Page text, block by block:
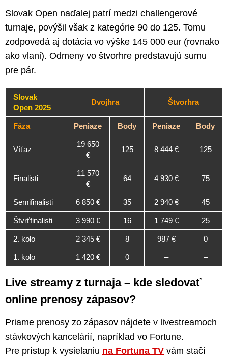
Slovak Open naďalej patrí medzi challengerové
turnaje, povýšil však z kategórie 90 do 125. Tomu
zodpovedá aj dotácia vo výške 145 000 eur (rovnako
ako vlani). Odmeny vo štvorhre predstavujú sumu
pre pár.
Slovak
Open 2025
Dvojhra Štvorhra
Fáza Peniaze Body Peniaze Body
Víťaz
19 650
€
125 8 444 € 125
Finalisti
11 570
€
64 4 930 € 75
Semifinalisti 6 850 € 35 2 940 € 45
Štvrťfinalisti 3 990 € 16 1 749 € 25
2. kolo 2 345 € 8 987 € 0
1. kolo 1 420 € 0 – –
Live streamy z turnaja – kde sledovať
online prenosy zápasov?
Priame prenosy zo zápasov nájdete v livestreamoch
stávkových kancelárií, napríklad vo Fortune.
Pre prístup k vysielaniu na Fortuna TV vám stačí